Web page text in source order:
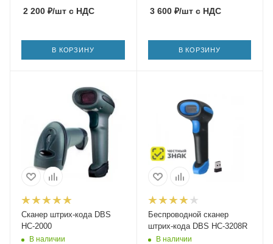
2 200 ₽/шт с НДС
В КОРЗИНУ
3 600₽/штс НДС
В КОРЗИНУ
Сканер штрих-кода DBS
HC-2000
В наличии
Беспроводной сканер
штрих-кода DBS HC-3208R
В наличии